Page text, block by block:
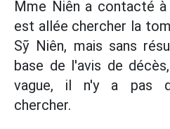
Mme Niên a contacté
est allée chercher la
Sỹ Niên, mais sans
base de l'avis de
vague, il n'y a pas
chercher.